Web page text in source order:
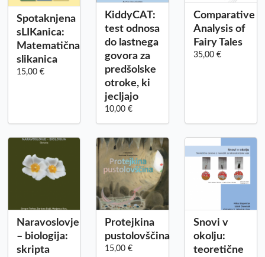
Spotaknjena
sLIKanica:
Matematična
slikanica
15,00 €
KiddyCAT:
test odnosa
do lastnega
govora za
predšolske
otroke, ki
jecljajo
10,00 €
Comparative
Analysis of
Fairy Tales
35,00 €
Naravoslovje
– biologija:
skripta
Protejkina
pustolovščina
15,00 €
Snovi v
okolju:
teoretične